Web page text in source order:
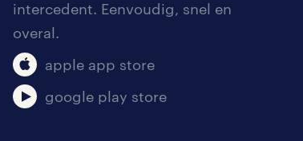
intercedent. Eenvoudig, snel en
overal.
apple app store
google play store